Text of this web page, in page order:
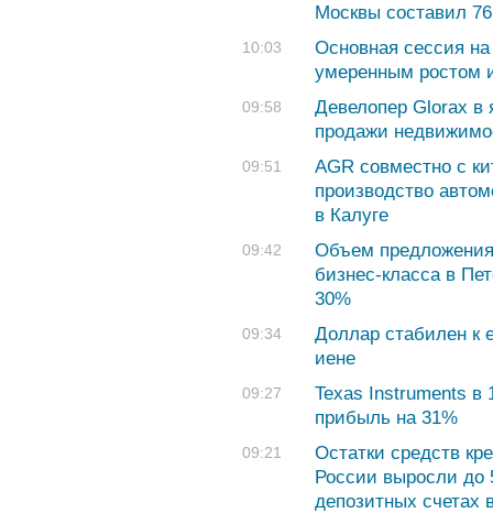
Москвы составил
10:03
Основная сессия
умеренным ростом
09:58
Девелопер Glorax в
продажи
09:51
AGR совместно с
производство
в Калуге
09:42
Объем
бизнес-класса в
30%
09:34
Доллар стабилен к
иене
09:27
Texas Instruments в
прибыль на 31%
09:21
Остатки средств
России выросли до
депозитных счетах